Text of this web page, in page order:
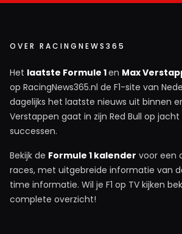
OVER RACINGNEWS365
Het laatste Formule 1en Max
op RacingNews365.nl de F1-site van
dagelijks het laatste nieuws uit binnen
Verstappen gaat in zijn Red Bull op
successen.
Bekijk de Formule 1 kalender voor een
races, met uitgebreide informatie van
time informatie. Wil je F1 op TV kijken
complete overzicht!